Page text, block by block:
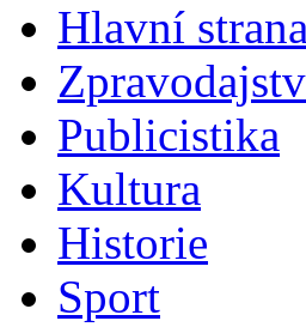
Hlavní strana
Publicistika
Kultura
Historie
Sport